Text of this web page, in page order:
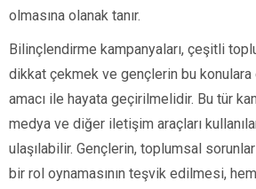
olmasına olanak tanır.
Bilinçlendirme kampanyaları, çeşitli
dikkat çekmek ve gençlerin bu konulara
amacı ile hayata geçirilmelidir. Bu tür
medya ve diğer iletişim araçları
ulaşılabilir. Gençlerin, toplumsal
bir rol oynamasının teşvik edilmesi,